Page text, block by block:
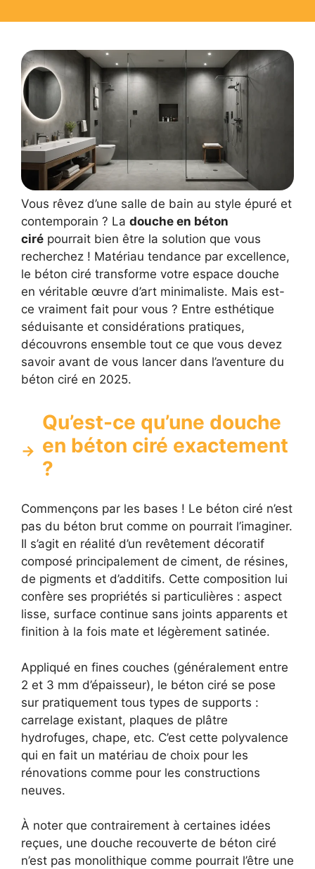
Vous rêvez d’une salle de bain au style épuré et
contemporain ? La douche en béton
ciré pourrait bien être la solution que vous
recherchez ! Matériau tendance par excellence,
le béton ciré transforme votre espace douche
en véritable œuvre d’art minimaliste. Mais est-
ce vraiment fait pour vous ? Entre esthétique
séduisante et considérations pratiques,
découvrons ensemble tout ce que vous devez
savoir avant de vous lancer dans l’aventure du
béton ciré en 2025.
Qu’est-ce qu’une douche
en béton ciré exactement
?
Commençons par les bases ! Le béton ciré n’est
pas du béton brut comme on pourrait l’imaginer.
Il s’agit en réalité d’un revêtement décoratif
composé principalement de ciment, de résines,
de pigments et d’additifs. Cette composition lui
confère ses propriétés si particulières : aspect
lisse, surface continue sans joints apparents et
finition à la fois mate et légèrement satinée.
Appliqué en fines couches (généralement entre
2 et 3 mm d’épaisseur), le béton ciré se pose
sur pratiquement tous types de supports :
carrelage existant, plaques de plâtre
hydrofuges, chape, etc. C’est cette polyvalence
qui en fait un matériau de choix pour les
rénovations comme pour les constructions
neuves.
À noter que contrairement à certaines idées
reçues, une douche recouverte de béton ciré
n’est pas monolithique comme pourrait l’être une